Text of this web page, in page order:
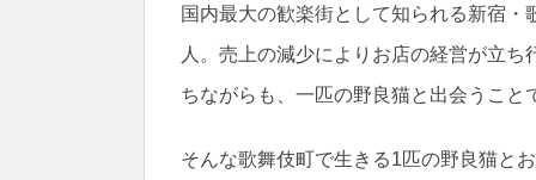
国内最大の歓楽街として知られる新宿
人。売上の減少によりお店の経営が立
ちながらも、一匹の野良猫と出会うこ
そんな歌舞伎町で生きる1匹の野良猫と